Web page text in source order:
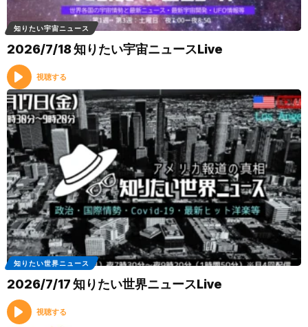
知りたい宇宙ニュース
2026/7/18 知りたい宇宙ニュースLive
視聴する
知りたい世界ニュース
2026/7/17 知りたい世界ニュースLive
視聴する